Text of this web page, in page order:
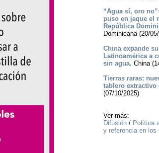
“Agua sí, oro
puso en jaque el
República
Dominicana (20/
China expande
Latinoamérica a
sin agua. China
Tierras raras:
tablero extractivo
(07/10/2025)
Ver más:
Difusión/ Política
y referencia en los